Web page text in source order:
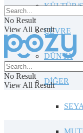
KÜLTÜR/
ÇEVRE
DÜNYA
DİĞER
No Result
View All Result
No Result
View All Result